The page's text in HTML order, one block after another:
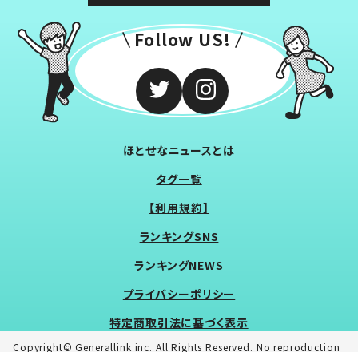
Follow US!
ほとせなニュースとは
タグ一覧
【利用規約】
ランキングSNS
ランキングNEWS
プライバシーポリシー
特定商取引法に基づく表示
Copyright© Generallink inc. All Rights Reserved. No reproduction